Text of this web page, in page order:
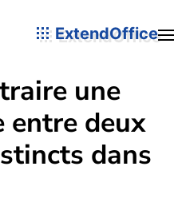
ExtendOffice
une
entre deux
dans